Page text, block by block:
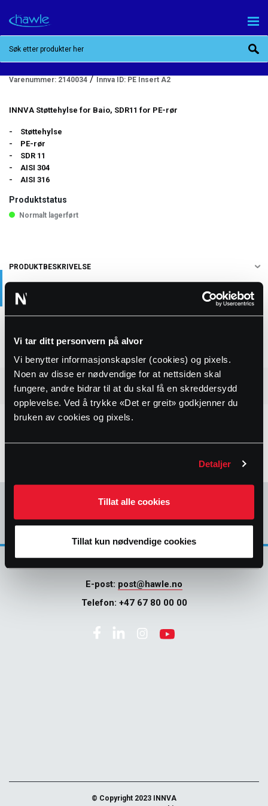
Vi tar ditt personvern på alvor
Vi benytter informasjonskapsler (cookies) og pixels.
Noen av disse er nødvendige for at nettsiden skal
fungere, andre bidrar til at du skal få en skreddersydd
opplevelse. Ved å trykke «Det er greit» godkjenner du
bruken av cookies og pixels.
Detaljer
Tillat alle cookies
Tillat kun nødvendige cookies
INNVA STØTTEHYLSE 500 SDR 11
Varenummer: 2140034/ Innva ID: PE Insert A2
INNVA Støttehylse for Baio, SDR11 for PE-rør
Støttehylse
PE-rør
SDR 11
AISI 304
AISI 316
Produktstatus
Normalt lagerført
PRODUKTBESKRIVELSE
Støttehylse for bruk på PE-rør produsert i rustfritt stål AISI 304.
TEKNISK INFORMASJON
E-post: post@hawle.no
Telefon: +47 67 80 00 00
© Copyright 2023 INNVA